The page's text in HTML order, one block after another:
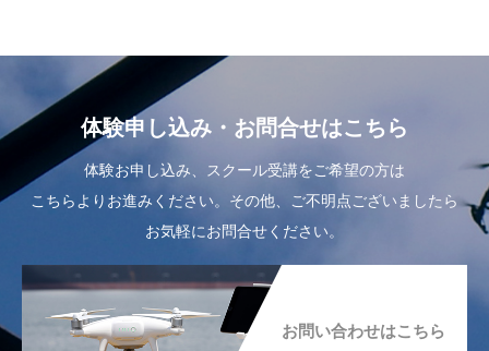
体験申し込み・お問合せはこちら
体験お申し込み、スクール受講をご希望の方は
こちらよりお進みください。その他、ご不明点ございましたら
お気軽にお問合せください。
お問い合わせはこちら